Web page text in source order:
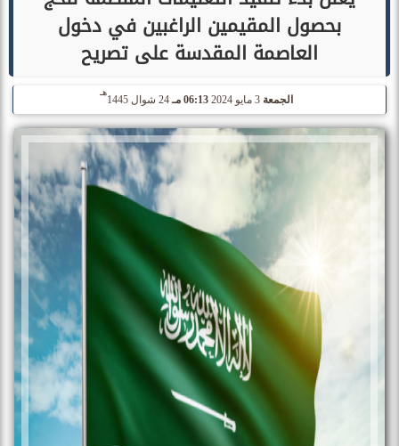
بحصول المقيمين الراغبين في دخول
العاصمة المقدسة على تصريح
الجمعة 3 مايو 2024 06:13 مـ 24 شوال 1445
هـ